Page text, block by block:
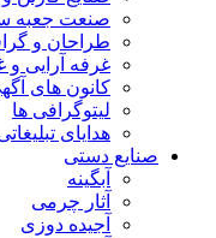
صنعت جعبه
طراحان و
غرفه آرایی
کانون های
لیتوگرافی ها
هدایای
صنایع دستی
آبگینه
آثار چرمی
آجیده دوزی